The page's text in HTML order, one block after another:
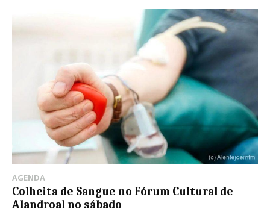
AGENDA
Colheita de Sangue no Fórum Cultural de
Alandroal no sábado